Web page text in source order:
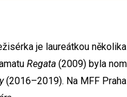
je laureátkou
Regata (2009) byla
(2016–⁠2019). Na MFF